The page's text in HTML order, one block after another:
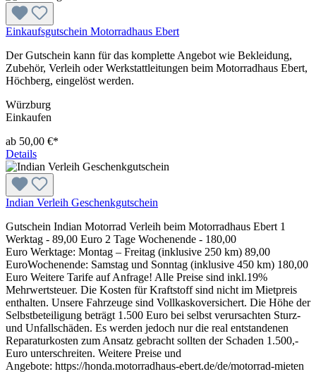
Einkaufsgutschein Motorradhaus Ebert
Der Gutschein kann für das komplette Angebot wie Bekleidung,
Zubehör, Verleih oder Werkstattleitungen beim Motorradhaus Ebert,
Höchberg, eingelöst werden.
Würzburg
Einkaufen
ab 50,00 €*
Details
Indian Verleih Geschenkgutschein
Gutschein Indian Motorrad Verleih beim Motorradhaus Ebert 1
Werktag - 89,00 Euro 2 Tage Wochenende - 180,00
Euro Werktage: Montag – Freitag (inklusive 250 km) 89,00
EuroWochenende: Samstag und Sonntag (inklusive 450 km) 180,00
Euro Weitere Tarife auf Anfrage! Alle Preise sind inkl.19%
Mehrwertsteuer. Die Kosten für Kraftstoff sind nicht im Mietpreis
enthalten. Unsere Fahrzeuge sind Vollkaskoversichert. Die Höhe der
Selbstbeteiligung beträgt 1.500 Euro bei selbst verursachten Sturz-
und Unfallschäden. Es werden jedoch nur die real entstandenen
Reparaturkosten zum Ansatz gebracht sollten der Schaden 1.500,-
Euro unterschreiten. Weitere Preise und
Angebote: https://honda.motorradhaus-ebert.de/de/motorrad-mieten